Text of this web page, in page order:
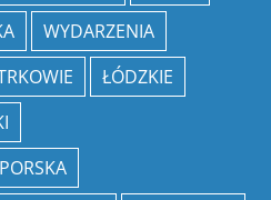
WYDARZENIA
ŁÓDZKIE